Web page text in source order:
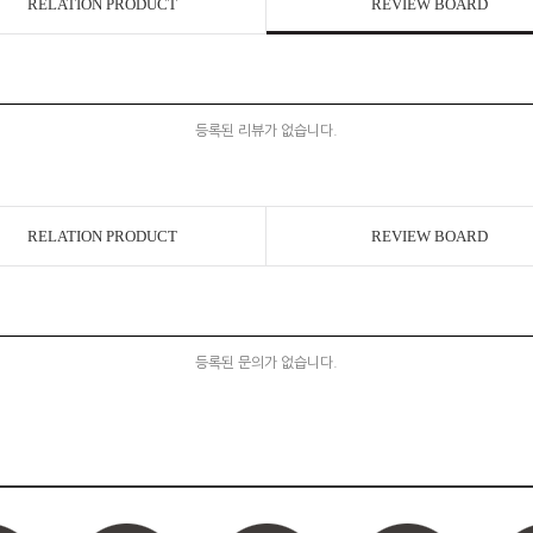
RELATION PRODUCT REVIEW BOARD
등록된 리뷰가 없습니다.
RELATION PRODUCT REVIEW BOARD
등록된 문의가 없습니다.